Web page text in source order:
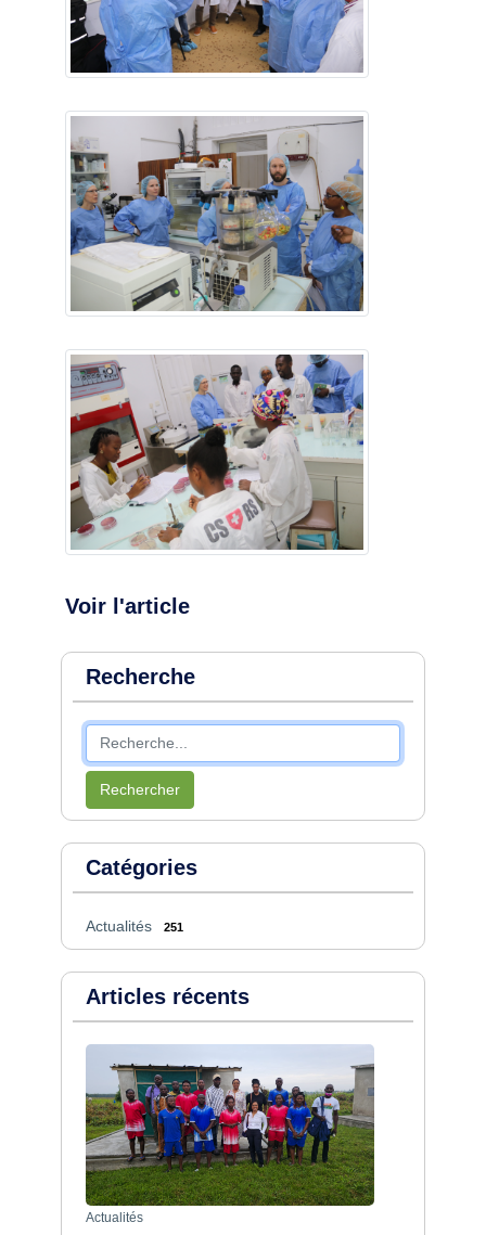
Voir l'article
Recherche
Rechercher
Catégories
Actualités 251
Articles récents
Actualités